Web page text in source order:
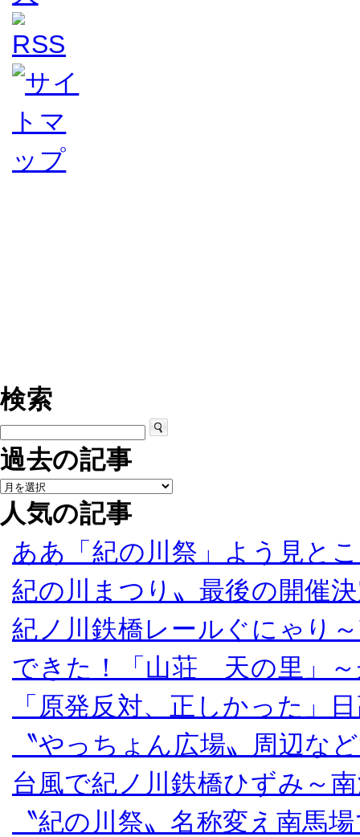
検索
過去の記事
人気の記事
ああ「紀の川祭」よう見と
紀の川まつり〟最後の開催
紀ノ川鉄橋レールぐにゃり
できた！「山荘 天の里」～
「原発反対、正しかった」
〝やっちょん広場〟周辺な
台風で紀ノ川鉄橋ひずみ～
〝紀の川祭〟名称変え南馬